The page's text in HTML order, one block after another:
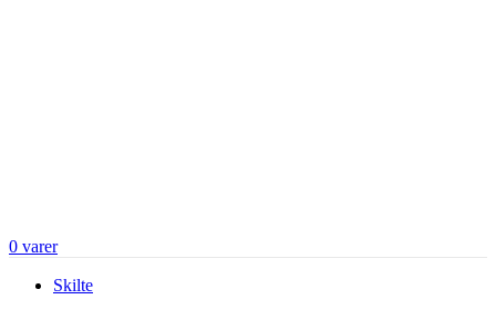
0 varer
Skilte